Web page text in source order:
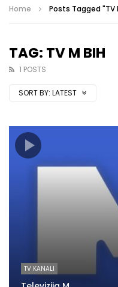
Home Posts Tagged "TV
TAG: TV M BIH
1 POSTS
SORT BY: LATEST
TV KANALI